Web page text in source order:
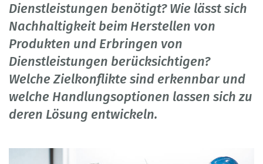
Dienstleistungen benötigt? Wie lässt sich
Nachhaltigkeit beim Herstellen von
Produkten und Erbringen von
Dienstleistungen berücksichtigen?
Welche Zielkonflikte sind erkennbar und
welche Handlungsoptionen lassen sich zu
deren Lösung entwickeln.